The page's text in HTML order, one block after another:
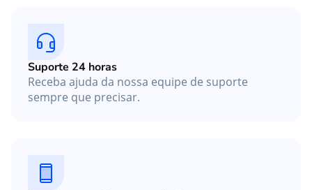
Suporte 24 horas
Receba ajuda da nossa equipe de suporte
sempre que precisar.